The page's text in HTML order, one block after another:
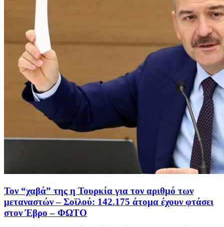
Τον “χαβά” της η Τουρκία για τον αριθμό των
μεταναστών – Σοϊλού: 142.175 άτομα έχουν φτάσει
στον Έβρο – ΦΩΤΟ